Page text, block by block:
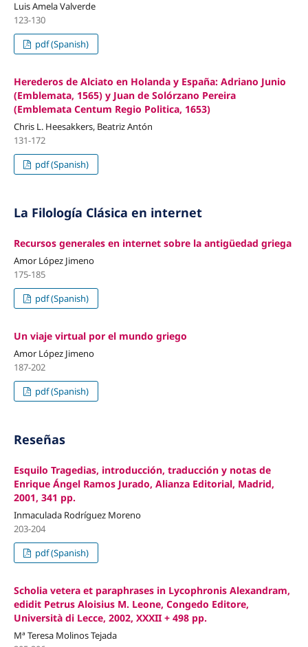
Luis Amela Valverde
123-130
pdf (Spanish)
Herederos de Alciato en Holanda y España: Adriano Junio
(Emblemata, 1565) y Juan de Solórzano Pereira
(Emblemata Centum Regio Politica, 1653)
Chris L. Heesakkers, Beatriz Antón
131-172
pdf (Spanish)
La Filología Clásica en internet
Recursos generales en internet sobre la antigüedad griega
Amor López Jimeno
175-185
pdf (Spanish)
Un viaje virtual por el mundo griego
Amor López Jimeno
187-202
pdf (Spanish)
Reseñas
Esquilo Tragedias, introducción, traducción y notas de
Enrique Ángel Ramos Jurado, Alianza Editorial, Madrid,
2001, 341 pp.
Inmaculada Rodríguez Moreno
203-204
pdf (Spanish)
Scholia vetera et paraphrases in Lycophronis Alexandram,
edidit Petrus Aloisius M. Leone, Congedo Editore,
Università di Lecce, 2002, XXXII + 498 pp.
Mª Teresa Molinos Tejada